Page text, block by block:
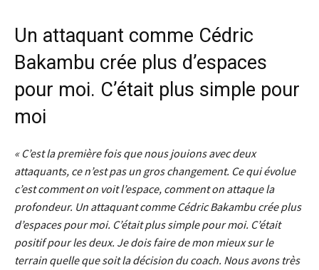
Un attaquant comme Cédric
Bakambu crée plus d’espaces
pour moi. C’était plus simple pour
moi
« C’est la première fois que nous jouions avec deux
attaquants, ce n’est pas un gros changement. Ce qui évolue
c’est comment on voit l’espace, comment on attaque la
profondeur. Un attaquant comme Cédric Bakambu crée plus
d’espaces pour moi. C’était plus simple pour moi. C’était
positif pour les deux. Je dois faire de mon mieux sur le
terrain quelle que soit la décision du coach. Nous avons très